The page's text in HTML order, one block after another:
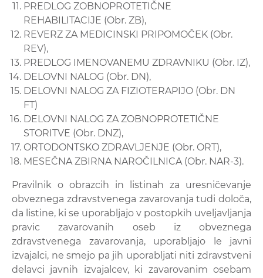
PREDLOG ZOBNOPROTETIČNE
REHABILITACIJE (Obr. ZB),
REVERZ ZA MEDICINSKI PRIPOMOČEK (Obr.
REV),
PREDLOG IMENOVANEMU ZDRAVNIKU (Obr. IZ),
DELOVNI NALOG (Obr. DN),
DELOVNI NALOG ZA FIZIOTERAPIJO (Obr. DN
FT)
DELOVNI NALOG ZA ZOBNOPROTETIČNE
STORITVE (Obr. DNZ),
ORTODONTSKO ZDRAVLJENJE (Obr. ORT),
MESEČNA ZBIRNA NAROČILNICA (Obr. NAR-3).
Pravilnik o obrazcih in listinah za uresničevanje
obveznega zdravstvenega zavarovanja tudi določa,
da listine, ki se uporabljajo v postopkih uveljavljanja
pravic zavarovanih oseb iz obveznega
zdravstvenega zavarovanja, uporabljajo le javni
izvajalci, ne smejo pa jih uporabljati niti zdravstveni
delavci javnih izvajalcev, ki zavarovanim osebam